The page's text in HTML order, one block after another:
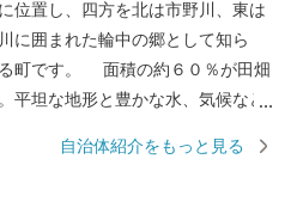
位置し、四方を北は市野川、東は
に囲まれた輪中の郷として知ら
町です。 面積の約６０％が田畑
平坦な地形と豊かな水、気候など
が産み出されています。 また、
自治体紹介をもっと見る